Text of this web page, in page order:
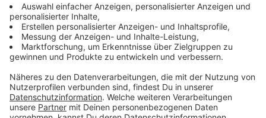
die Empfehlung der Gutachter. Nächste Woche
Mittwoch wird erstmals die Stadtpolitik darüber
beraten.
Anzeige